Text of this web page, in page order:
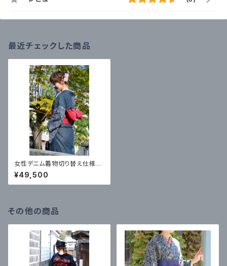
最近チェックした商品
女性デニム着物切り替え仕様（9
248・鳳凰）
¥49,500
その他の商品